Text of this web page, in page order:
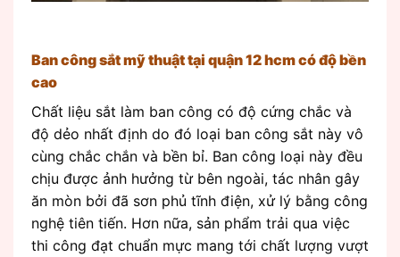
Ban công sắt mỹ thuật tại quận 12 hcm có độ bền
cao
Chất liệu sắt làm ban công có độ cứng chắc và
độ dẻo nhất định do đó loại ban công sắt này vô
cùng chắc chắn và bền bỉ. Ban công loại này đều
chịu được ảnh hưởng từ bên ngoài, tác nhân gây
ăn mòn bởi đã sơn phủ tĩnh điện, xử lý bằng công
nghệ tiên tiến. Hơn nữa, sản phẩm trải qua việc
thi công đạt chuẩn mực mang tới chất lượng vượt